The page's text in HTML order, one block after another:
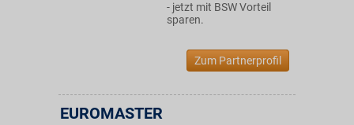
- jetzt mit BSW Vorteil
sparen.
Zum Partnerprofil
EUROMASTER